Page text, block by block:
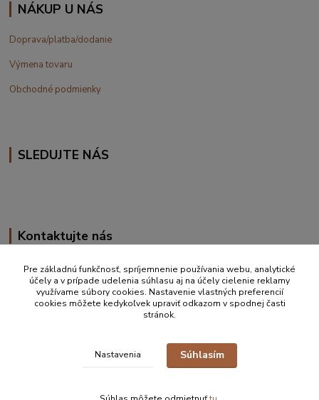
NÁKUP U NÁS
Doprava/platba/dodanie
Výmena tovaru
Obchodné podmienky
SLEDUJTE NÁS
Kontaktujte nás
+420 777 610 855
info@vakynaspanie.sk
Zastúpenie pre detské spacie vaky Schlummersack/Slumbersac ČR, SK
Pre základnú funkčnosť, spríjemnenie používania webu, analytické
účely a v prípade udelenia súhlasu aj na účely cielenie reklamy
využívame súbory cookies. Nastavenie vlastných preferencií
cookies môžete kedykoľvek upraviť odkazom v spodnej časti
stránok.
Nastavenia Súhlasím